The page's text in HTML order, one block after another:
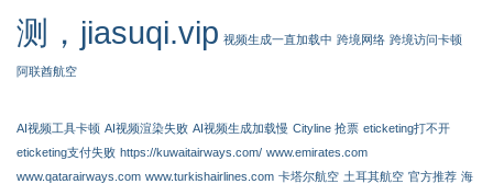
测，jiasuqi.vip 视频生成一直加载中 跨境网络 跨境访问卡顿
阿联酋航空
AI视频工具卡顿 AI视频渲染失败 AI视频生成加载慢 Cityline 抢票 eticketing打不开
eticketing支付失败 https://kuwaitairways.com/ www.emirates.com
www.qatarairways.com www.turkishairlines.com 卡塔尔航空 土耳其航空 官方推荐 海